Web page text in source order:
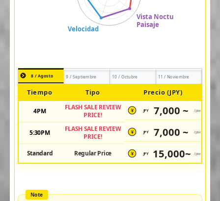
8 / Agosto 9 / Septiembre 10 / Octubre 11 / Noviembre
Tiempo Tipo Precio (JPY)
4PM
FLASH SALE REVIEW
PRICE!
¥ JPY 7,000 ~ /pax
5:30PM
FLASH SALE REVIEW
PRICE!
¥ JPY 7,000 ~ /pax
Standard Regular Price ¥ JPY 15,000~ /pax